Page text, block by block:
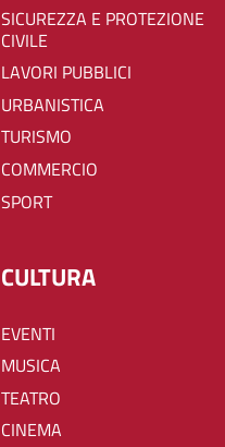
SICUREZZA E PROTEZIONE
CIVILE
LAVORI PUBBLICI
URBANISTICA
TURISMO
COMMERCIO
SPORT
CULTURA
EVENTI
MUSICA
TEATRO
CINEMA